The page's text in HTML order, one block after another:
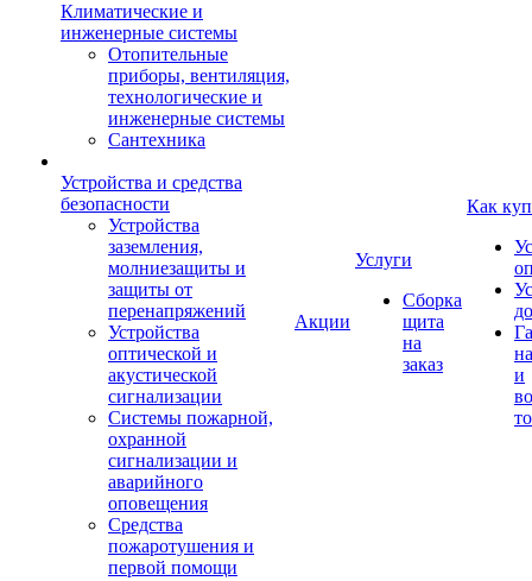
Климатические и
инженерные системы
Отопительные
приборы, вентиляция,
технологические и
инженерные системы
Сантехника
Устройства и средства
безопасности
Устройства
заземления,
молниезащиты и
защиты от
перенапряжений
Устройства
оптической и
акустической
сигнализации
Системы пожарной,
охранной
сигнализации и
аварийного
оповещения
Средства
пожаротушения и
первой помощи
Акции
Услуги
Сборка
щита
на
заказ
Как
и